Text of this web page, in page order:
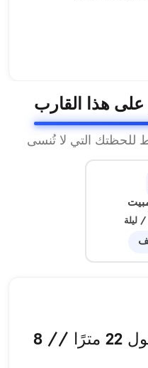
على هذا القارب
للحظتك التي لا تُنسى
/ليلة
بودروم: يخت مريح بطول 22 مترًا // 8